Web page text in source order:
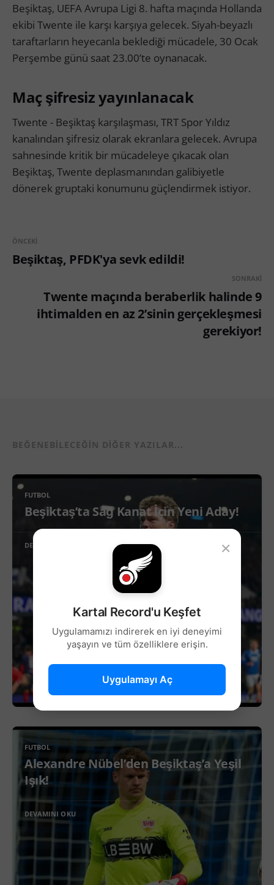
Beşiktaş, UEFA Avrupa Ligi 8. hafta maçında Hollanda
ekibi Twente ile karşı karşıya gelecek. Siyah-beyazlı
taraftarların heyecanla beklediği mücadele, 30 Ocak
Perşembe günü saat 23.00’te oynanacak.
Maç şifresiz yayınlanacak
Twente - Beşiktaş karşılaşması, TRT Spor Yıldız
kanalından şifresiz olarak ekranlara gelecek. Avrupa
sahnesinde kritik bir mücadeleye çıkacak olan
Beşiktaş, Twente deplasmanından galibiyetle
dönerek gruptaki konumunu güçlendirmek istiyor.
ÖNCEKI
Beşiktaş, PFDK'ya sevk edildi!
SONRAKI
Twente maçında beraberlik halinde 9
ihtimalden en az 2’sinin gerçekleşmesi
gerekiyor!
BEĞENEBILECEĞIN DIĞER YAZILAR...
FUTBOL
Beşiktaş’ta Sağ Kanat İçin Yeni Aday!
DEVAMINI OKU
FUTBOL
Alexandre Nübel’den Beşiktaş’a Yeşil
Işık!
DEVAMINI OKU
×
Kartal Record'u Keşfet
Uygulamamızı indirerek en iyi deneyimi
yaşayın ve tüm özelliklere erişin.
Uygulamayı Aç